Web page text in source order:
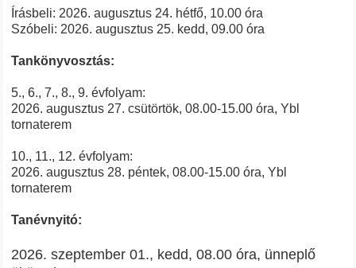
Írásbeli: 2026. augusztus 24. hétfő, 10.00 óra
Szóbeli: 2026. augusztus 25. kedd, 09.00 óra
Tankönyvosztás:
5., 6., 7., 8., 9. évfolyam:
2026. augusztus 27. csütörtök, 08.00-15.00 óra, Ybl
tornaterem
10., 11., 12. évfolyam:
2026. augusztus 28. péntek, 08.00-15.00 óra, Ybl
tornaterem
Tanévnyitó:
2026. szeptember 01., kedd, 08.00 óra, ünneplő